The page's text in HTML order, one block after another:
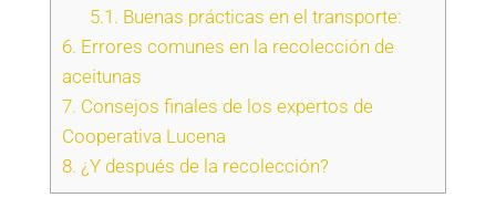
5.1. Buenas prácticas en el transporte:
6. Errores comunes en la recolección de
aceitunas
7. Consejos finales de los expertos de
Cooperativa Lucena
8. ¿Y después de la recolección?